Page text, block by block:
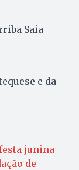
Saia
e da
junina
de